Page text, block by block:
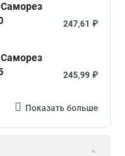
Саморез
247,61 ₽
Саморез
245,99 ₽
Показать больше